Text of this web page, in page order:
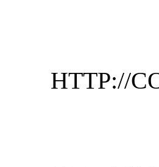
HTTP://